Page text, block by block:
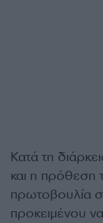
Κατά τη
και η πρόθεση
πρωτοβουλία
προκειμένου